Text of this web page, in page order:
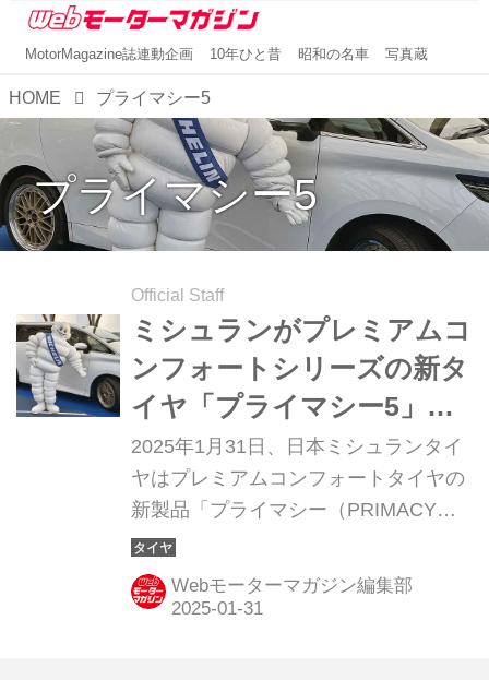
MotorMagazine誌連動企画 10年ひと昔 昭和の名車 写真蔵
HOME プライマシー5
プライマシー5
Official Staff
ミシュランがプレミアムコ
ンフォートシリーズの新タ
イヤ「プライマシー5」を
発売。ウエットに強く、環
境にも配慮
2025年1月31日、日本ミシュランタイ
ヤはプレミアムコンフォートタイヤの
新製品「プライマシー（PRIMACY）
5」を発表。同年3月1日より順次発売
する。
Webモーターマガジン編集部